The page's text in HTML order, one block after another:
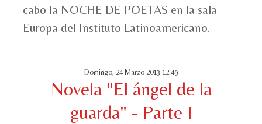
cabo la NOCHE DE POETAS en la sala
Europa del Instituto Latinoamericano.
Domingo, 24 Marzo 2013 12:49
Novela "El ángel de la
guarda" - Parte I